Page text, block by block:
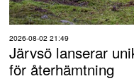
2026-08-02 21:49
Järvsö lanserar
för återhämtning